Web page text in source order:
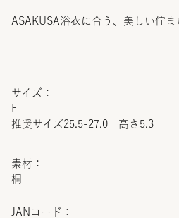
JANコード：
ASAKUSA浴衣に合う、美しい佇ま
サイズ：
F
推奨サイズ25.5-27.0 高さ5.3
素材：
桐